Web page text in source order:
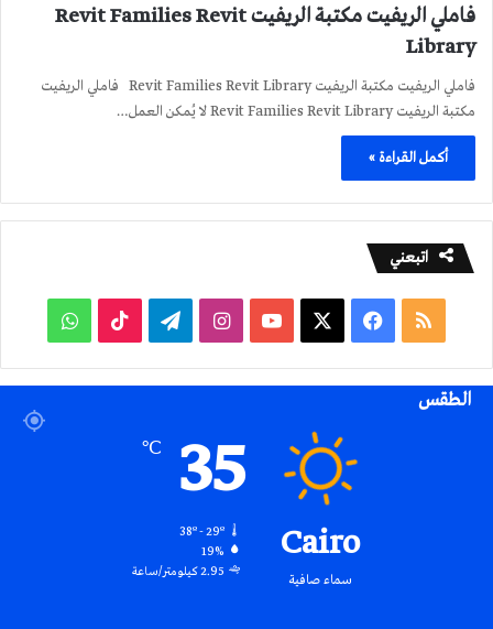
فاملي الريفيت مكتبة الريفيت Revit Families Revit
Library
فاملي الريفيت مكتبة الريفيت Revit Families Revit Library فاملي الريفيت
مكتبة الريفيت Revit Families Revit Library لا يُمكن العمل…
أكمل القراءة »
اتبعني
ملخص
الموقع
فيسبوك ‫YouTubeانستقرامتيلقرام ‫TikTokواتساب
الطقس
Cairo
سماء صافية
35
℃
38º - 29º
19%
2.95 كيلومتر/ساعة